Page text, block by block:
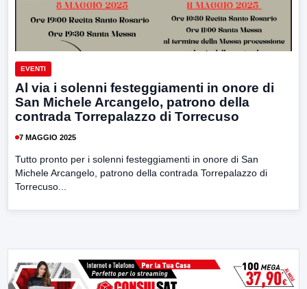
EVENTI
Al via i solenni festeggiamenti in onore di
San Michele Arcangelo, patrono della
contrada Torrepalazzo di Torrecuso
7 MAGGIO 2025
Tutto pronto per i solenni festeggiamenti in onore di San
Michele Arcangelo, patrono della contrada Torrepalazzo di
Torrecuso...